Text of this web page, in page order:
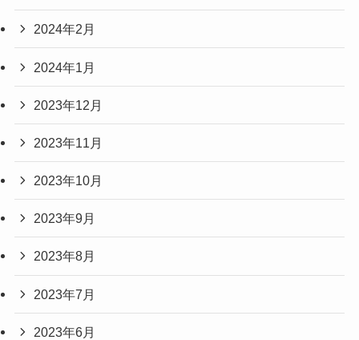
2024年2月
2024年1月
2023年12月
2023年11月
2023年10月
2023年9月
2023年8月
2023年7月
2023年6月